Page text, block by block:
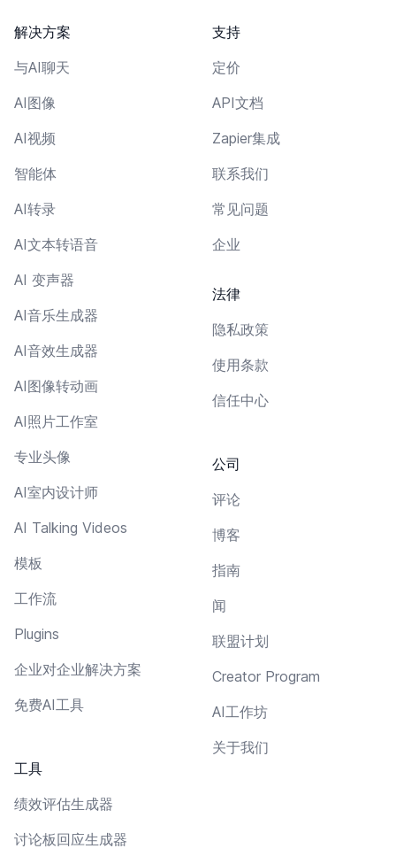
解决方案
与AI聊天
AI图像
AI视频
智能体
AI转录
AI文本转语音
AI 变声器
AI音乐生成器
AI音效生成器
AI图像转动画
AI照片工作室
专业头像
AI室内设计师
AI Talking Videos
模板
工作流
Plugins
企业对企业解决方案
免费AI工具
工具
绩效评估生成器
讨论板回应生成器
支持
定价
API文档
Zapier集成
联系我们
常见问题
企业
法律
隐私政策
使用条款
信任中心
公司
评论
博客
指南
闻
联盟计划
Creator Program
AI工作坊
关于我们